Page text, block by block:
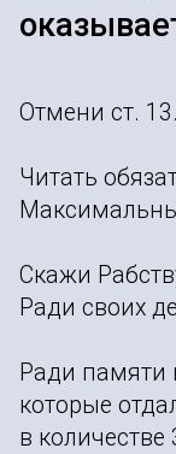
Отмени ст.
Читать
Скажи
Ради своих
Ради памяти
которые
в